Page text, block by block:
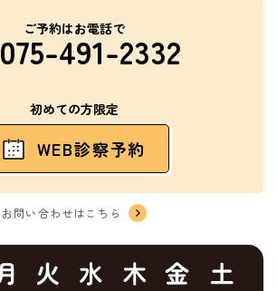
ご予約はお電話で
075-491-2332
初めての方限定
WEB診察予約
お問い合わせはこちら